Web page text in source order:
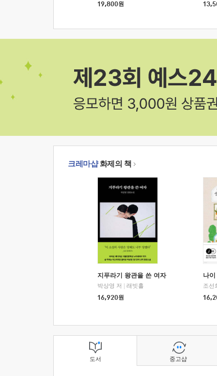
19,800원
크레마샵화제의 책
지푸라기 왕관을 쓴 여자
박상영 저
래빗홀
16,920원
나
조선
도서 중고샵